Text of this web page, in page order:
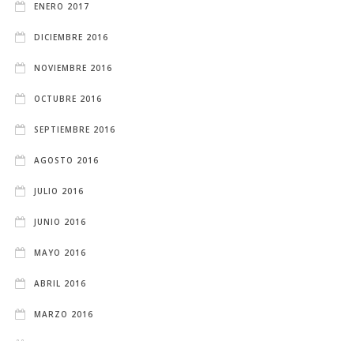
ENERO 2017
DICIEMBRE 2016
NOVIEMBRE 2016
OCTUBRE 2016
SEPTIEMBRE 2016
AGOSTO 2016
JULIO 2016
JUNIO 2016
MAYO 2016
ABRIL 2016
MARZO 2016